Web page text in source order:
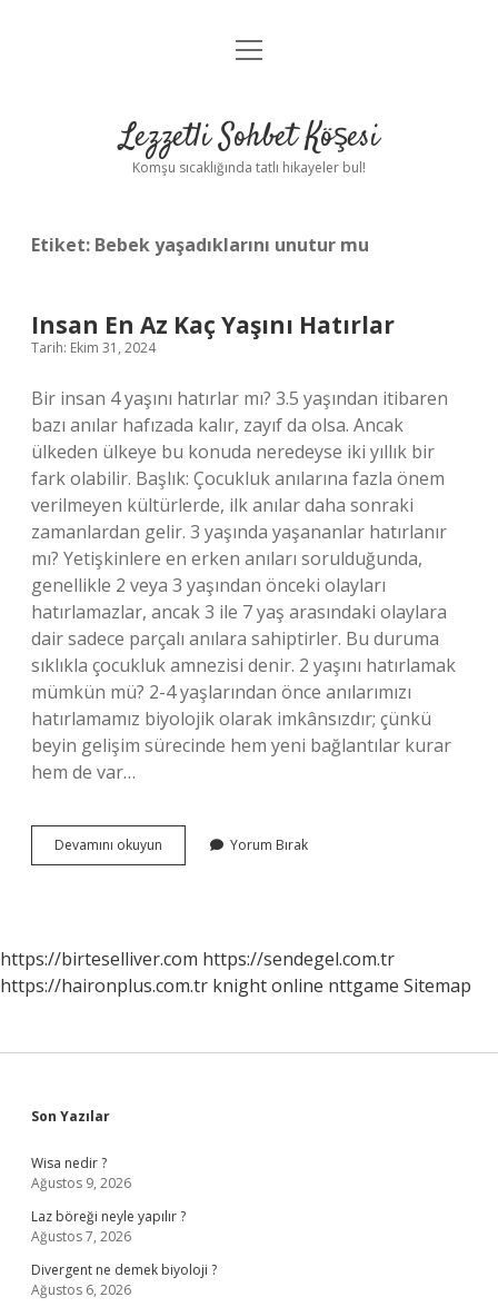
Anasayfa
Yasal Uyarı
menüyü
Lezzetli Sohbet Köşesi
Komşu sıcaklığında tatlı hikayeler bul!
Etiket: Bebek yaşadıklarını unutur mu
Insan En Az Kaç Yaşını Hatırlar
Tarih: Ekim 31, 2024
Bir insan 4 yaşını hatırlar mı? 3.5 yaşından itibaren
bazı anılar hafızada kalır, zayıf da olsa. Ancak
ülkeden ülkeye bu konuda neredeyse iki yıllık bir
fark olabilir. Başlık: Çocukluk anılarına fazla önem
verilmeyen kültürlerde, ilk anılar daha sonraki
zamanlardan gelir. 3 yaşında yaşananlar hatırlanır
mı? Yetişkinlere en erken anıları sorulduğunda,
genellikle 2 veya 3 yaşından önceki olayları
hatırlamazlar, ancak 3 ile 7 yaş arasındaki olaylara
dair sadece parçalı anılara sahiptirler. Bu duruma
sıklıkla çocukluk amnezisi denir. 2 yaşını hatırlamak
mümkün mü? 2-4 yaşlarından önce anılarımızı
hatırlamamız biyolojik olarak imkânsızdır; çünkü
beyin gelişim sürecinde hem yeni bağlantılar kurar
hem de var…
Devamını okuyun
En
Yorum Bırak
https://birteselliver.com https://sendegel.com.tr
https://haironplus.com.tr knight online nttgame Sitemap
Sidebar
Son Yazılar
Wisa nedir ?
Ağustos 9, 2026
Laz böreği neyle yapılır ?
Ağustos 7, 2026
Divergent ne demek biyoloji ?
Ağustos 6, 2026